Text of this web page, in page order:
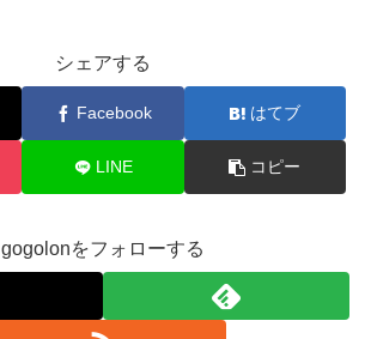
シェアする
Facebook はてブ
LINE コピー
gogolonをフォローする